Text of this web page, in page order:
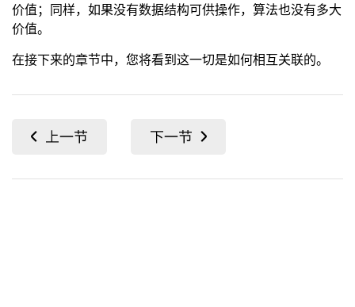
价值；同样，如果没有数据结构可供操作，算法也没有多大
价值。
在接下来的章节中，您将看到这一切是如何相互关联的。